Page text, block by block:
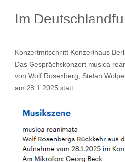
Im
Konzertmitschnitt Konzerthaus
Das Gesprächskonzert musica
von Wolf Rosenberg, Stefan
am 28.1.2025 statt.